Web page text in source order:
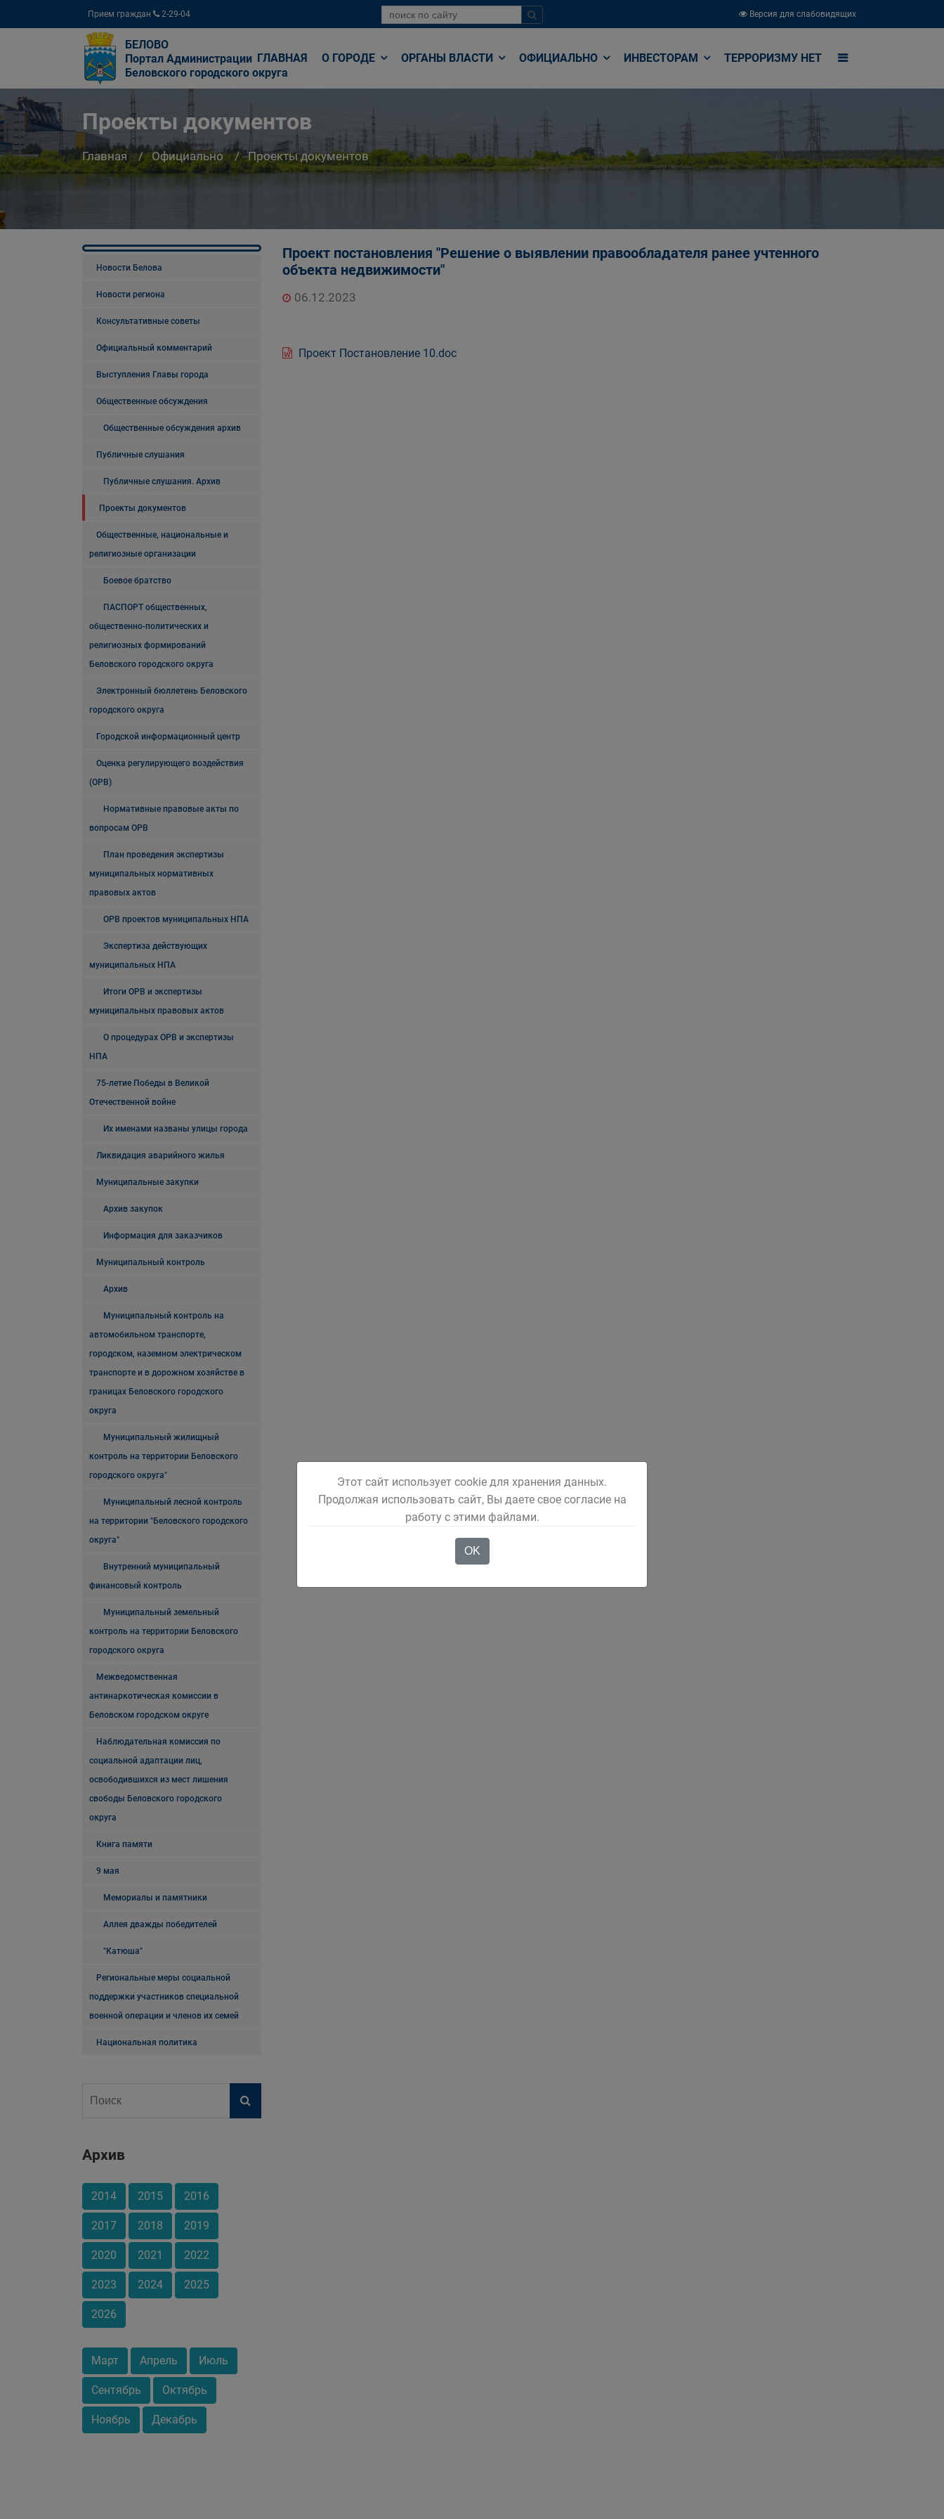
Прием граждан 2-29-04 Версия для слабовидящих
БЕЛОВО
Портал Администрации
Беловского городского округа
ГЛАВНАЯ О ГОРОДЕ ОРГАНЫ ВЛАСТИ ОФИЦИАЛЬНО ИНВЕСТОРАМ ТЕРРОРИЗМУ НЕТ
Проекты документов
Главная Официально Проекты документов
Новости Белова
Новости региона
Консультативные советы
Официальный комментарий
Выступления Главы города
Общественные обсуждения
Общественные обсуждения архив
Публичные слушания
Публичные слушания. Архив
Проекты документов
Общественные, национальные и
религиозные организации
Боевое братство
ПАСПОРТ общественных,
общественно-политических и
религиозных формирований
Беловского городского округа
Электронный бюллетень Беловского
городского округа
Городской информационный центр
Оценка регулирующего воздействия
(ОРВ)
Нормативные правовые акты по
вопросам ОРВ
План проведения экспертизы
муниципальных нормативных
правовых актов
ОРВ проектов муниципальных НПА
Экспертиза действующих
муниципальных НПА
Итоги ОРВ и экспертизы
муниципальных правовых актов
О процедурах ОРВ и экспертизы
НПА
75-летие Победы в Великой
Отечественной войне
Их именами названы улицы города
Ликвидация аварийного жилья
Муниципальные закупки
Архив закупок
Информация для заказчиков
Муниципальный контроль
Архив
Муниципальный контроль на
автомобильном транспорте,
городском, наземном электрическом
транспорте и в дорожном хозяйстве в
границах Беловского городского
округа
Муниципальный жилищный
контроль на территории Беловского
городского округа"
Муниципальный лесной контроль
на территории "Беловского городского
округа"
Внутренний муниципальный
финансовый контроль
Муниципальный земельный
контроль на территории Беловского
городского округа
Межведомственная
антинаркотическая комиссии в
Беловском городском округе
Наблюдательная комиссия по
социальной адаптации лиц,
освободившихся из мест лишения
свободы Беловского городского
округа
Книга памяти
9 мая
Мемориалы и памятники
Аллея дважды победителей
"Катюша"
Региональные меры социальной
поддержки участников специальной
военной операции и членов их семей
Национальная политика
Архив
2014 2015 2016
2017 2018 2019
2020 2021 2022
2023 2024 2025
2026
Март Апрель Июль
Сентябрь Октябрь
Ноябрь Декабрь
Проект постановления "Решение о выявлении правообладателя ранее учтенного
объекта недвижимости"
06.12.2023
Проект Постановление 10.doc
Этот сайт использует cookie для хранения данных.
Продолжая использовать сайт, Вы даете свое согласие на
работу с этими файлами.
OK